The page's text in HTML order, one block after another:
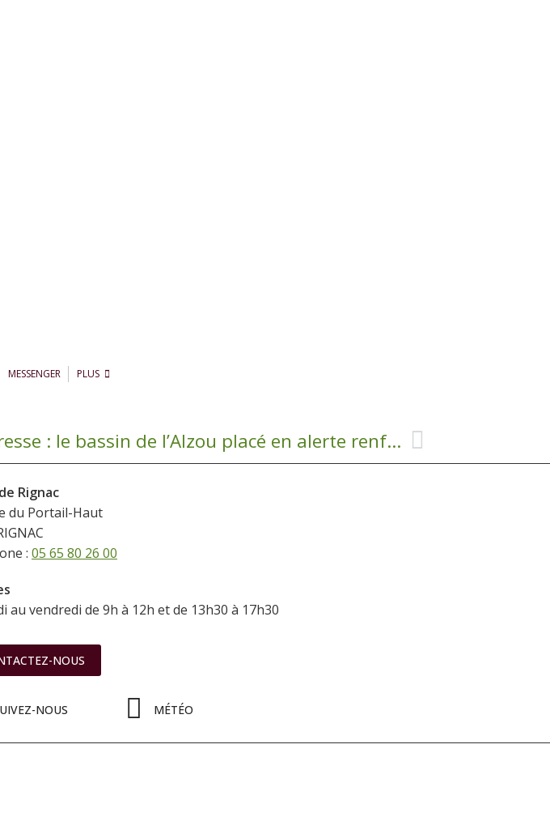
MESSENGER PLUS
Sécheresse : le bassin de l’Alzou placé en alerte renforcée
Rignac
du Portail-Haut
: 05 65 80 26 00
au vendredi de 9h à 12h et de 13h30 à 17h30
NOUS
NOUS MÉTÉO